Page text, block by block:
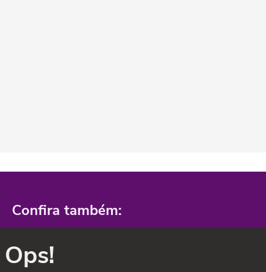
Confira também:
Ops!